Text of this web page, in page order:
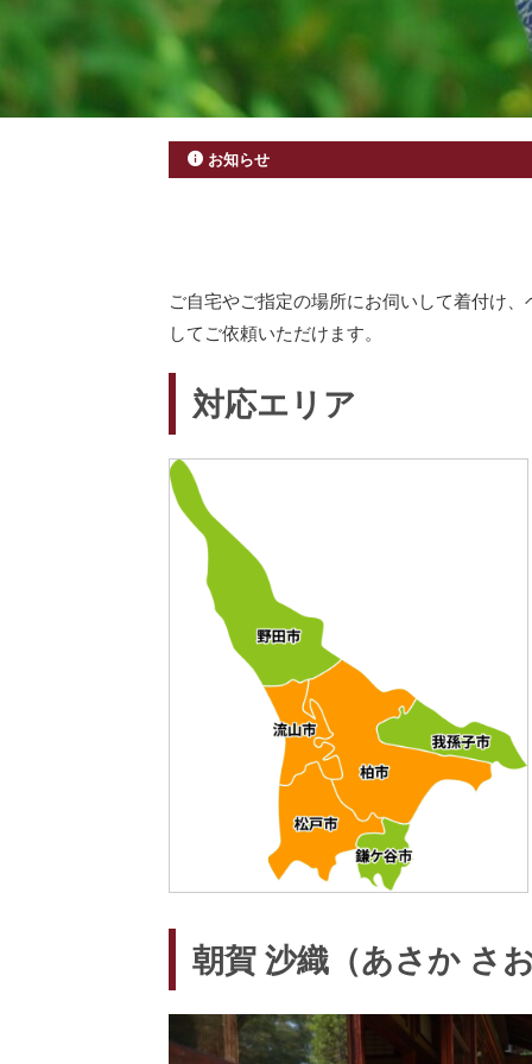
お知らせ
ご自宅やご指定の場所にお伺いして着付け
してご依頼いただけます。
対応エリア
朝賀 沙織（あさか さ